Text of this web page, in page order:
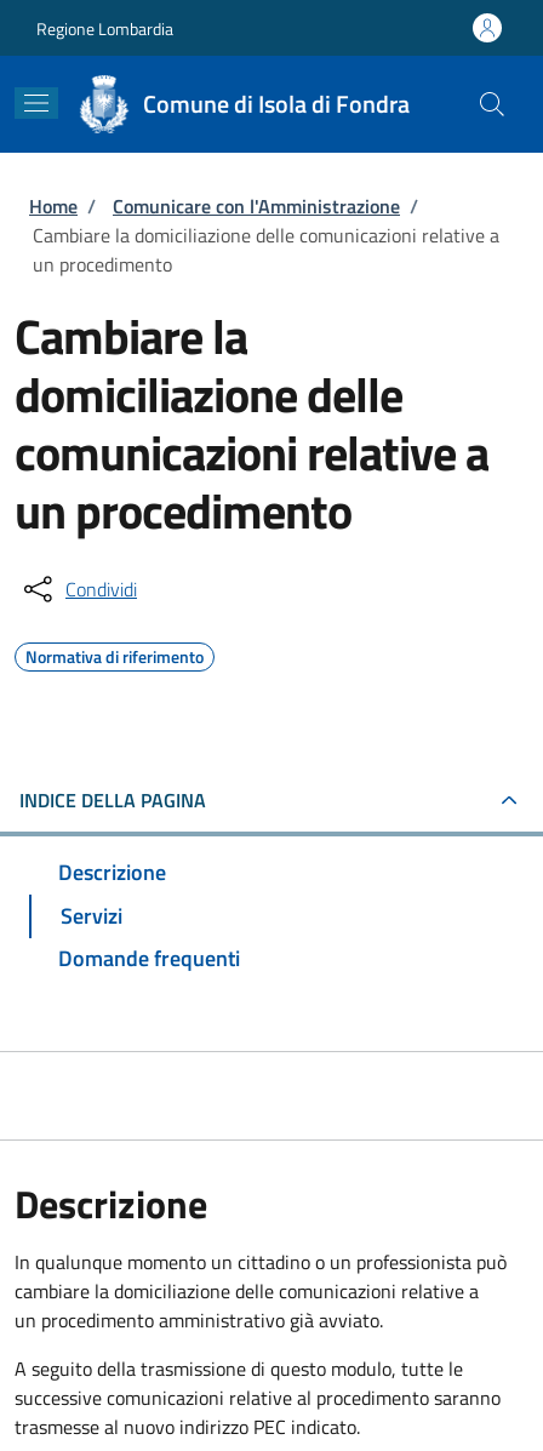
Regione Lombardia
Comune di Isola di Fondra
Briciole di pane
Home / Comunicare con l'Amministrazione /
Cambiare la domiciliazione delle comunicazioni relative a
un procedimento
Cambiare la
domiciliazione delle
comunicazioni relative a
un procedimento
Condividi
Normativa di riferimento
INDICE DELLA PAGINA
Descrizione
Servizi
Domande frequenti
Descrizione
In qualunque momento un cittadino o un professionista può
cambiare la domiciliazione delle comunicazioni relative a
un procedimento amministrativo già avviato.
A seguito della trasmissione di questo modulo, tutte le
successive comunicazioni relative al procedimento saranno
trasmesse al nuovo indirizzo PEC indicato.